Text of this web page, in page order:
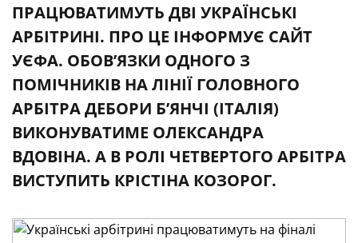
ПРАЦЮВАТИМУТЬ ДВІ УКРАЇНСЬКІ
АРБІТРИНІ. ПРО ЦЕ ІНФОРМУЄ САЙТ
УЄФА. ОБОВ’ЯЗКИ ОДНОГО З
ПОМІЧНИКІВ НА ЛІНІЇ ГОЛОВНОГО
АРБІТРА ДЕБОРИ Б’ЯНЧІ (ІТАЛІЯ)
ВИКОНУВАТИМЕ ОЛЕКСАНДРА
ВДОВІНА. А В РОЛІ ЧЕТВЕРТОГО АРБІТРА
ВИСТУПИТЬ КРІСТІНА КОЗОРОГ.